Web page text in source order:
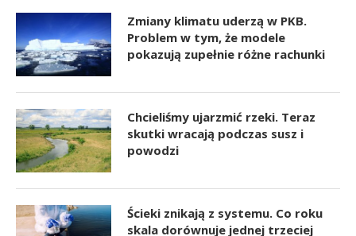
Zmiany klimatu uderzą w PKB.
Problem w tym, że modele
pokazują zupełnie różne rachunki
Chcieliśmy ujarzmić rzeki. Teraz
skutki wracają podczas susz i
powodzi
Ścieki znikają z systemu. Co roku
skala dorównuje jednej trzeciej